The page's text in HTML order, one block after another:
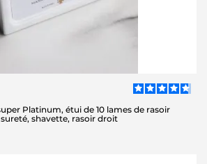
Platinum, étui de 10 lames de rasoir
shavette, rasoir droit